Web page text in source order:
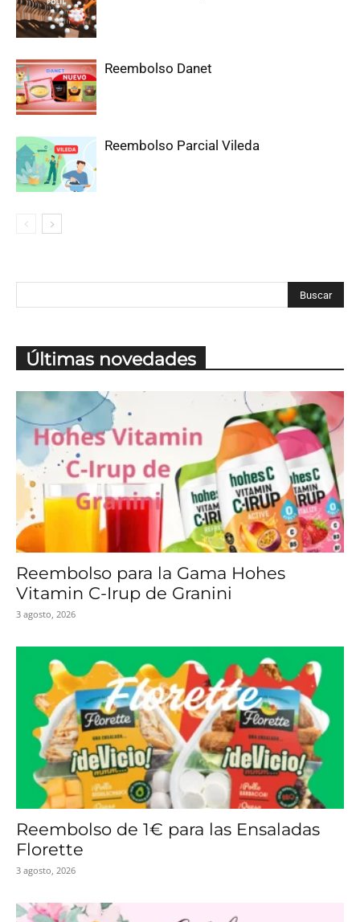
Reembolso Danet
Reembolso Parcial Vileda
Últimas novedades
Reembolso para la Gama Hohes
Vitamin C-Irup de Granini
3 agosto, 2026
Reembolso de 1€ para las Ensaladas
Florette
3 agosto, 2026